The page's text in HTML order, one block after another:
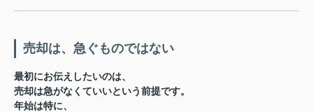
売却は、急ぐものではない
最初にお伝えしたいのは、
売却は急がなくていいという前提です。
年始は特に、